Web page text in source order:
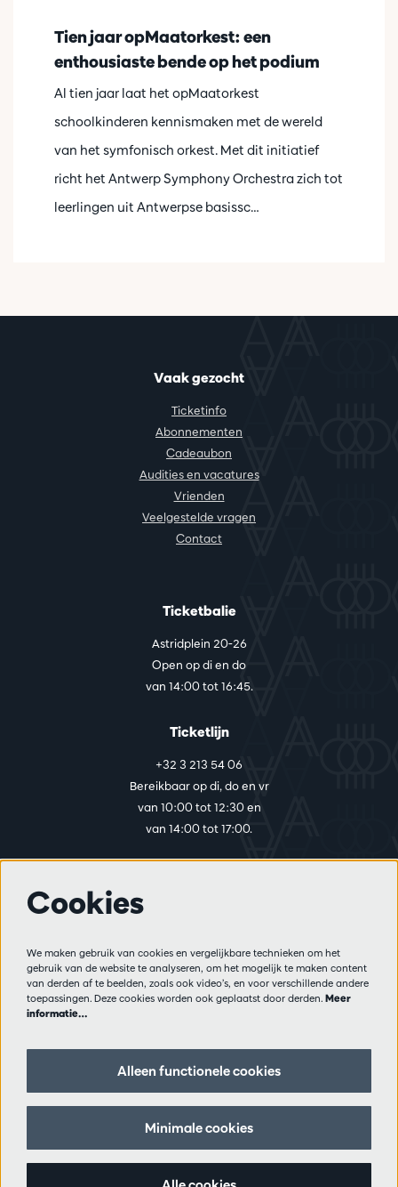
Tien jaar opMaatorkest: een
enthousiaste bende op het podium
Al tien jaar laat het opMaatorkest
schoolkinderen kennismaken met de wereld
van het symfonisch orkest. Met dit initiatief
richt het Antwerp Symphony Orchestra zich tot
leerlingen uit Antwerpse basissc…
Vaak gezocht
Ticketinfo
Abonnementen
Cadeaubon
Audities en vacatures
Vrienden
Veelgestelde vragen
Contact
Ticketbalie
Astridplein 20-26
Open op di en do
van 14:00 tot 16:45.
Ticketlijn
+32 3 213 54 06
Bereikbaar op di, do en vr
van 10:00 tot 12:30 en
van 14:00 tot 17:00.
Privacy
Verkoopsvoorwaarden
Pers
Volg ons
Cookies
We maken gebruik van cookies en vergelijkbare technieken om het
gebruik van de website te analyseren, om het mogelijk te maken content
van derden af te beelden, zoals ook video’s, en voor verschillende andere
toepassingen. Deze cookies worden ook geplaatst door derden. Meer
informatie…
Alleen functionele cookies
Minimale cookies